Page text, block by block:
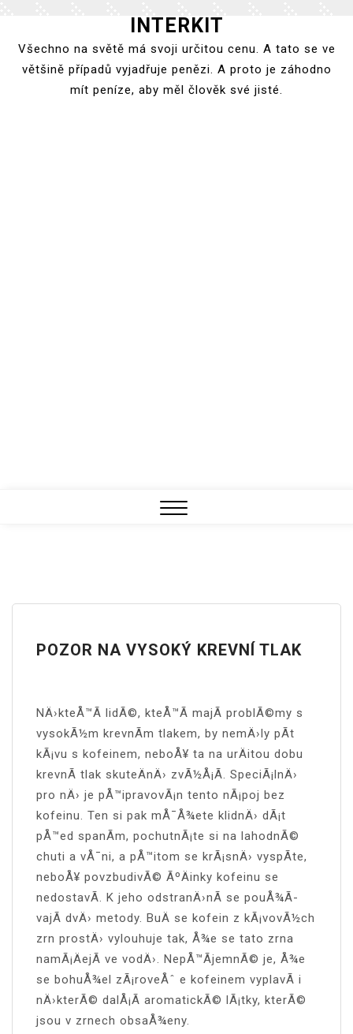
content
INTERKIT
Všechno na světě má svoji určitou cenu. A tato se ve
většině případů vyjadřuje penězi. A proto je záhodno
mít peníze, aby měl člověk své jisté.
POZOR NA VYSOKÝ KREVNÍ TLAK
NÄ›kteÅ™Ã­ lidÃ©, kteÅ™Ã­ majÃ­ problÃ©my s
vysokÃ½m krevnÃ­m tlakem, by nemÄ›ly pÃ­t
kÃ¡vu s kofeinem, neboÅ¥ ta na urÄitou dobu
krevnÃ­ tlak skuteÄnÄ› zvÃ½Å¡Ã­. SpeciÃ¡lnÄ›
pro nÄ› je pÅ™ipravovÃ¡n tento nÃ¡poj bez
kofeinu. Ten si pak mÅ¯Å¾ete klidnÄ› dÃ¡t
pÅ™ed spanÃ­m, pochutnÃ¡te si na lahodnÃ©
chuti a vÅ¯ni, a pÅ™itom se krÃ¡snÄ› vyspÃ­te,
neboÅ¥ povzbudivÃ© ÃºÄinky kofeinu se
nedostavÃ­. K jeho odstranÄ›nÃ­ se pouÅ¾Ã­
vajÃ­ dvÄ› metody. BuÄ se kofein z kÃ¡vovÃ½ch
zrn prostÄ› vylouhuje tak, Å¾e se tato zrna
namÃ¡ÄejÃ­ ve vodÄ›. NepÅ™Ã­jemnÃ© je, Å¾e
se bohuÅ¾el zÃ¡roveÅˆ e kofeinem vyplavÃ­ i
nÄ›kterÃ© dalÅ¡Ã­ aromatickÃ© lÃ¡tky, kterÃ©
jsou v zrnech obsaÅ¾eny.